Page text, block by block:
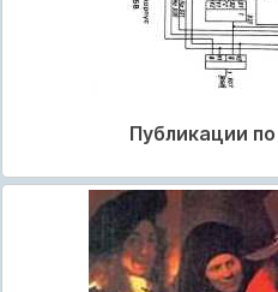
Публикации